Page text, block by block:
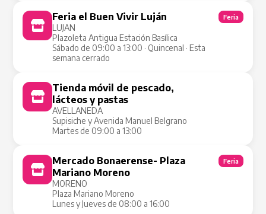
Feria el Buen Vivir Luján
LUJAN
Plazoleta Antigua Estación Basílica
Sábado de 09:00 a 13:00 · Quincenal · Esta
semana cerrado
Feria
Tienda móvil de pescado,
lácteos y pastas
AVELLANEDA
Supisiche y Avenida Manuel Belgrano
Martes de 09:00 a 13:00
Mercado Bonaerense- Plaza
Mariano Moreno
MORENO
Plaza Mariano Moreno
Lunes y Jueves de 08:00 a 16:00
Feria